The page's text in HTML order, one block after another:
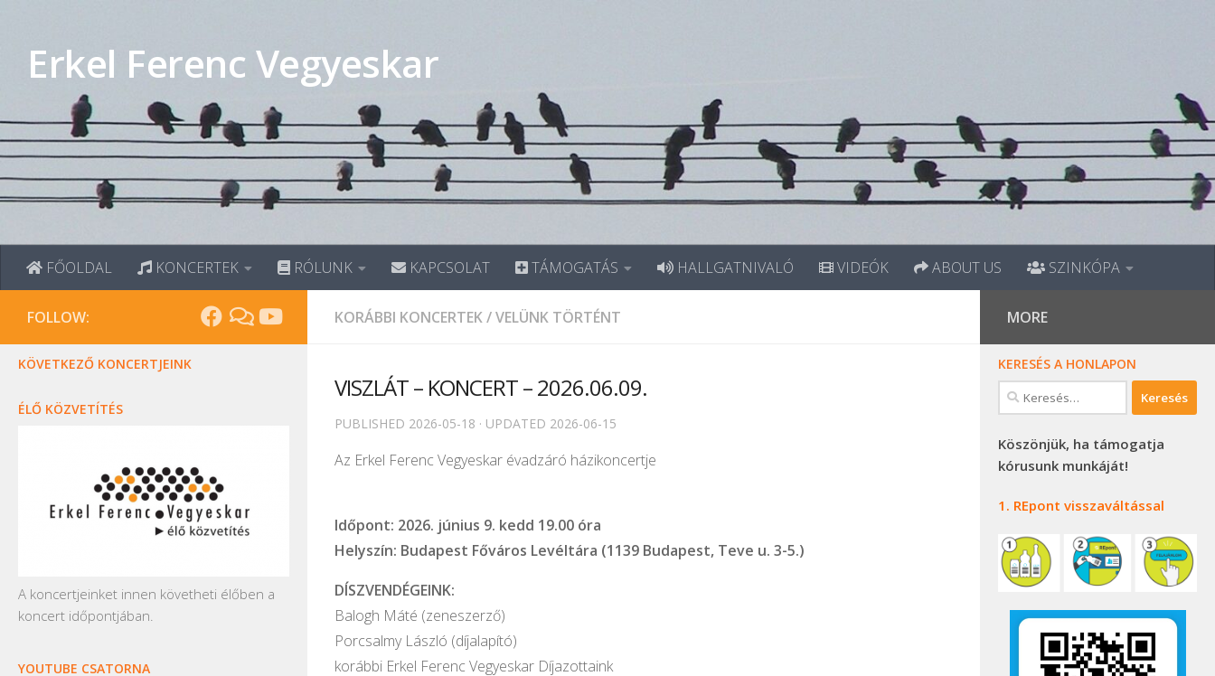
Erkel Ferenc Vegyeskar
FŐOLDAL KONCERTEK RÓLUNK KAPCSOLAT TÁMOGATÁS HALLGATNIVALÓ VIDEÓK ABOUT US SZINKÓPA
KORÁBBI KONCERTEK/VELÜNK TÖRTÉNT
VISZLÁT – KONCERT – 2026.06.09.
PUBLISHED 2026-05-18 · UPDATED 2026-06-15
Az Erkel Ferenc Vegyeskar évadzáró házikoncertje
Időpont: 2026. június 9. kedd 19.00 óra
Helyszín: Budapest Főváros Levéltára (1139 Budapest, Teve u. 3-5.)
DÍSZVENDÉGEINK:
Balogh Máté (zeneszerző)
Porcsalmy László (díjalapító)
korábbi Erkel Ferenc Vegyeskar Díjazottaink
FOLLOW:
KÖVETKEZŐ KONCERTJEINK
ÉLŐ KÖZVETÍTÉS
A koncertjeinket innen követheti élőben a
koncert időpontjában.
YOUTUBE CSATORNA
MORE
KERESÉS A HONLAPON
Keresés:
Köszönjük, ha támogatja
kórusunk munkáját!
1. REpont visszaváltással